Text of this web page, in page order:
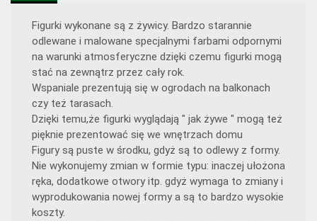
Figurki wykonane są z żywicy. Bardzo starannie
odlewane i malowane specjalnymi farbami odpornymi
na warunki atmosferyczne dzięki czemu figurki mogą
stać na zewnątrz przez cały rok.
Wspaniale prezentują się w ogrodach na balkonach
czy też tarasach.
Dzięki temu,że figurki wyglądają " jak żywe " mogą też
pięknie prezentować się we wnętrzach domu
Figury są puste w środku, gdyż są to odlewy z formy.
Nie wykonujemy zmian w formie typu: inaczej ułożona
ręka, dodatkowe otwory itp. gdyż wymaga to zmiany i
wyprodukowania nowej formy a są to bardzo wysokie
koszty.